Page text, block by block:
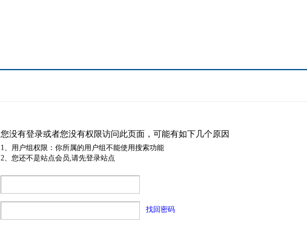
您没有登录或者您没有权限访问此页面，可能有如下几个原因
1、用户组权限：你所属的用户组不能使用搜索功能
2、您还不是站点会员,请先登录站点
找回密码